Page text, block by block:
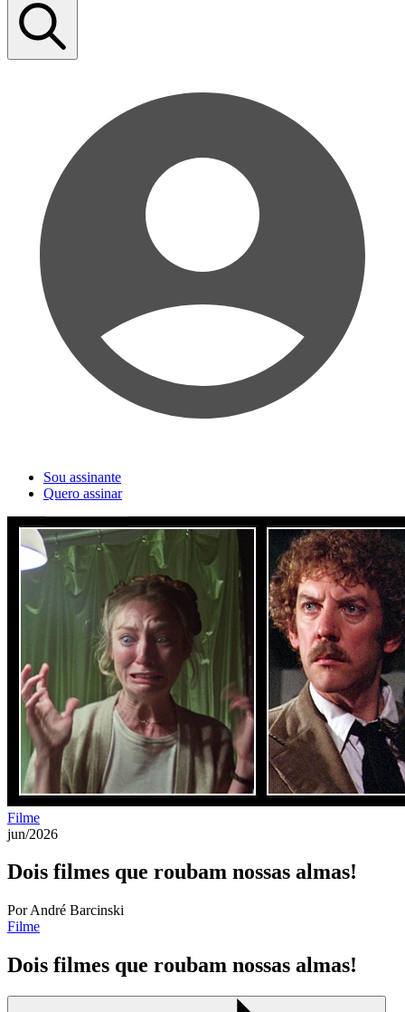
Sou assinante
Quero assinar
Filme
jun/2026
Dois filmes que roubam nossas almas!
Por André Barcinski
Filme
Dois filmes que roubam nossas almas!